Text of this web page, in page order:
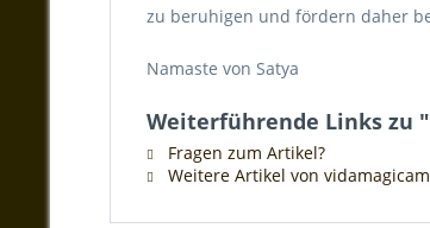
zu beruhigen und fördern daher
Namaste von Satya
Weiterführende Links zu
Fragen zum Artikel?
Weitere Artikel von